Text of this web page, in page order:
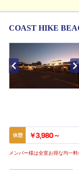
COAST HIKE
休憩 ￥3,980～
メンバー様は全室お得な均一